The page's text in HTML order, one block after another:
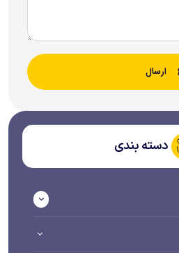
دسته بندی